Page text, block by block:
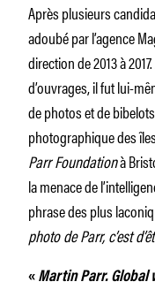
Après plusieurs
adoubé par l’agence
direction de 2013 à
d’ouvrages, il fut lui-
de photos et de
photographique des
Parr Foundationà
la menace de
phrase des plus
photo de Parr, c’est
« Martin Parr. Global